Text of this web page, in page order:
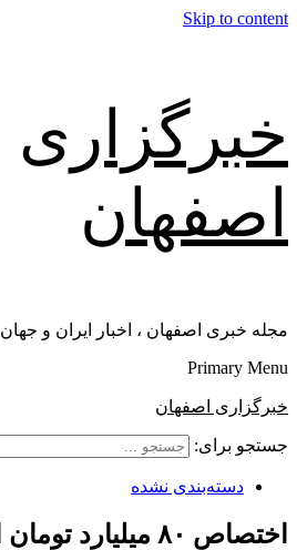
Skip to content
خبرگزاری
اصفهان
مجله خبری اصفهان ، اخبار ایران و جهان
Primary Menu
خبرگزاری اصفهان
جستجو برای:
دسته‌بندی نشده
اختصاص ۸۰ میلیارد تومان اعتبار ملی